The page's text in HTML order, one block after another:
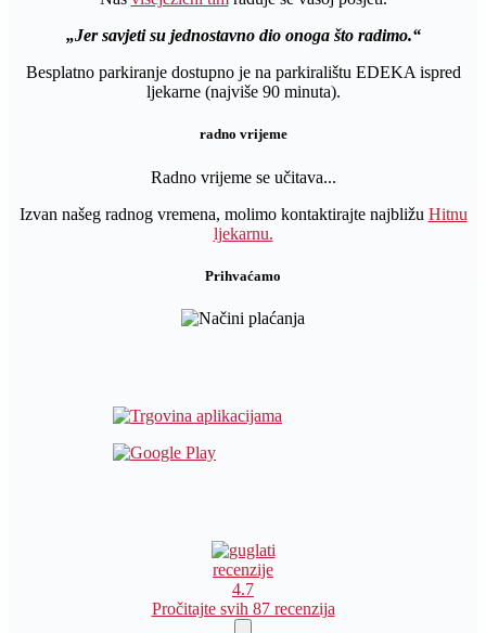
Jer savjeti su jednostavno dio onoga što radimo.
Besplatno parkiranje dostupno je na parkiralištu EDEKA ispred
ljekarne (najviše 90 minuta).
radno vrijeme
Radno vrijeme se učitava...
Izvan našeg radnog vremena, molimo kontaktirajte najbližu Hitnu
ljekarnu.
Prihvaćamo
recenzije
4.7
Pročitajte svih 87 recenzija